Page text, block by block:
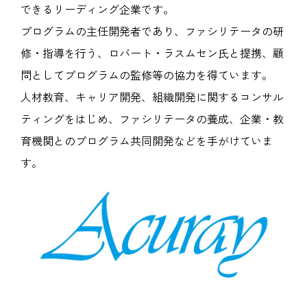
できるリーディング企業です。
プログラムの主任開発者であり、ファシリテータの研
修・指導を行う、ロバート・ラスムセン氏と提携、顧
問としてプログラムの監修等の協力を得ています。
人材教育、キャリア開発、組織開発に関するコンサル
ティングをはじめ、ファシリテータの養成、企業・教
育機関とのプログラム共同開発などを手がけていま
す。